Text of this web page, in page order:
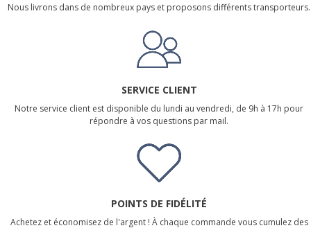
Nous livrons dans de nombreux pays et proposons différents transporteurs.
SERVICE CLIENT
Notre service client est disponible du lundi au vendredi, de 9h à 17h pour
répondre à vos questions par mail.
POINTS DE FIDÉLITÉ
Achetez et économisez de l'argent ! À chaque commande vous cumulez des